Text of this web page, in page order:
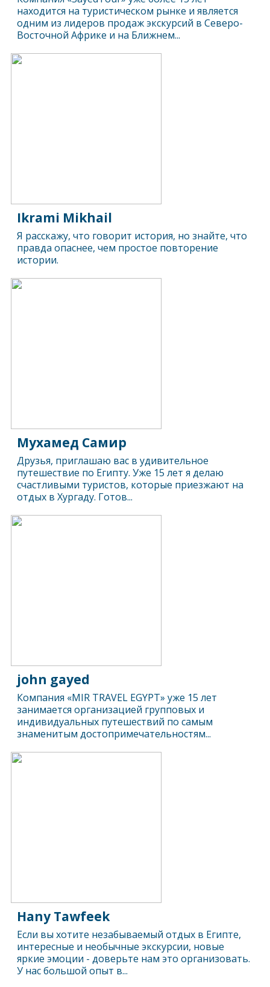
находится на туристическом рынке и является
одним из лидеров продаж экскурсий в Северо-
Восточной Африке и на Ближнем...
Ikrami Mikhail
Я расскажу, что говорит история, но знайте, что
правда опаснее, чем простое повторение
истории.
Мухамед Самир
Друзья, приглашаю вас в удивительное
путешествие по Египту. Уже 15 лет я делаю
счастливыми туристов, которые приезжают на
отдых в Хургаду. Готов...
john gayed
Компания «MIR TRAVEL EGYPT» уже 15 лет
занимается организацией групповых и
индивидуальных путешествий по самым
знаменитым достопримечательностям...
Hany Tawfeek
Если вы хотите незабываемый отдых в Египте,
интересные и необычные экскурсии, новые
яркие эмоции - доверьте нам это организовать.
У нас большой опыт в...